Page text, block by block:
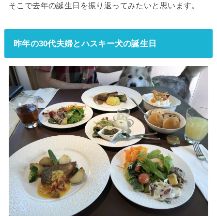
そこで去年の誕生日を振り返ってみたいと思います。
昨年の30代夫婦とハスキー犬の誕生日